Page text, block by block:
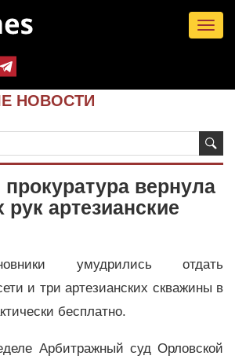
НОВОСТИ
вернула
рук артезианские
умудрились отдать
и три артезианских скважины в
бесплатно.
Арбитражный суд Орловской